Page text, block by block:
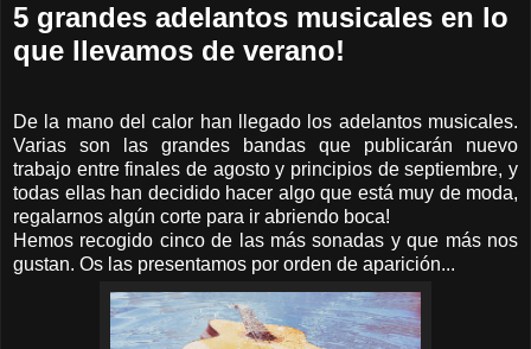
5 grandes adelantos musicales en lo
que llevamos de verano!
De la mano del calor han llegado los adelantos musicales.
Varias son las grandes bandas que publicarán nuevo
trabajo entre finales de agosto y principios de septiembre, y
todas ellas han decidido hacer algo que está muy de moda,
regalarnos algún corte para ir abriendo boca!
Hemos recogido cinco de las más sonadas y que más nos
gustan. Os las presentamos por orden de aparición...